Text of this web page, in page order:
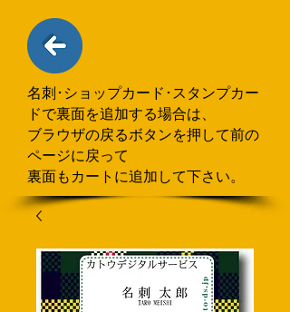
名刺･ショップカード･スタンプカー
ドで​裏面を追加する場合は、
ブラウザの戻るボタンを押して前の
ページに戻って
裏面もカートに追加して下さい。